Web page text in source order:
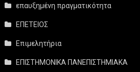
επαυξημένη πραγματικότητα
ΕΠΕΤΕΙΟΣ
Επιμελητήρια
ΕΠΙΣΤΗΜΟΝΙΚΑ ΠΑΝΕΠΙΣΤΗΜΙΑΚΑ